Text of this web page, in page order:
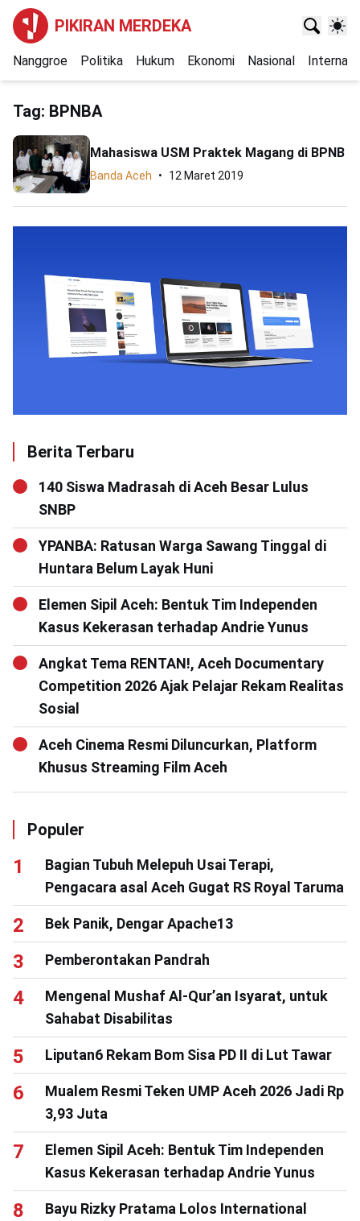
PIKIRAN MERDEKA
Nanggroe Politika Hukum Ekonomi Nasional
Tag: BPNBA
Mahasiswa USM Praktek Magang di BPNB
Banda Aceh 12 Maret 2019
Berita Terbaru
140 Siswa Madrasah di Aceh Besar Lulus
SNBP
YPANBA: Ratusan Warga Sawang Tinggal di
Huntara Belum Layak Huni
Elemen Sipil Aceh: Bentuk Tim Independen
Kasus Kekerasan terhadap Andrie Yunus
Angkat Tema RENTAN!, Aceh Documentary
Competition 2026 Ajak Pelajar Rekam Realitas
Sosial
Aceh Cinema Resmi Diluncurkan, Platform
Khusus Streaming Film Aceh
Populer
Bagian Tubuh Melepuh Usai Terapi,
Pengacara asal Aceh Gugat RS Royal Taruma
Bek Panik, Dengar Apache13
Pemberontakan Pandrah
Mengenal Mushaf Al-Qur’an Isyarat, untuk
Sahabat Disabilitas
Liputan6 Rekam Bom Sisa PD II di Lut Tawar
Mualem Resmi Teken UMP Aceh 2026 Jadi Rp
3,93 Juta
Elemen Sipil Aceh: Bentuk Tim Independen
Kasus Kekerasan terhadap Andrie Yunus
Bayu Rizky Pratama Lolos International